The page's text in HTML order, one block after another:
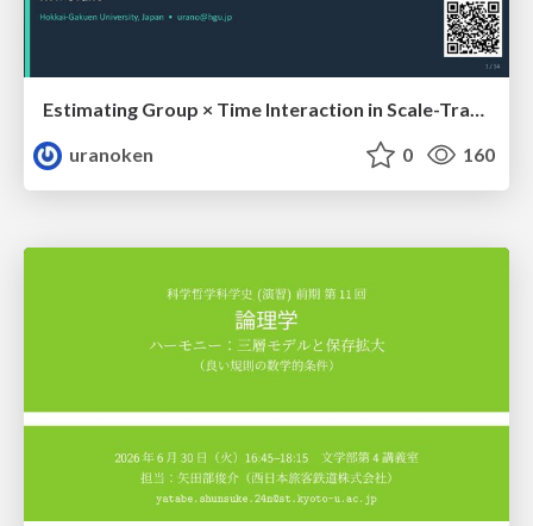
Estimating Group × Time Interaction in Scale-Transformed CEFR-J Self-Assessment Scores: A Case in Study-Abroad Research
uranoken
0 160